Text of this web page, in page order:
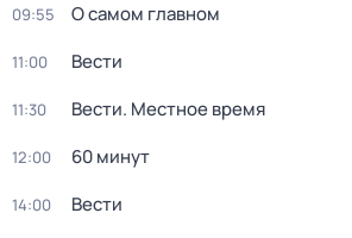
09:55 О самом главном
11:00 Вести
11:30 Вести. Местное время
12:00 60 минут
14:00 Вести